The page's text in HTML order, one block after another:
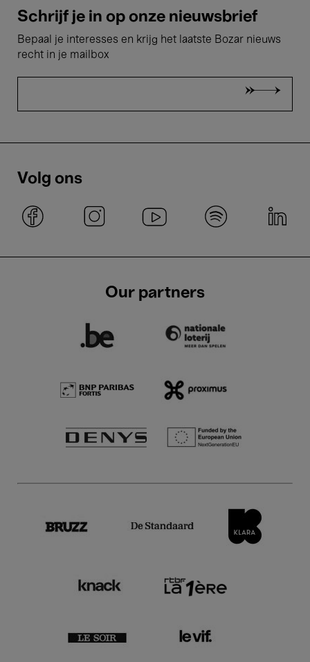
Schrijf je in op onze nieuwsbrief
Bepaal je interesses en krijg het laatste Bozar nieuws
recht in je mailbox
Volg ons
Our partners